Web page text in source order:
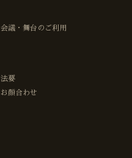
会議・舞台のご利用
法要
お顔合わせ